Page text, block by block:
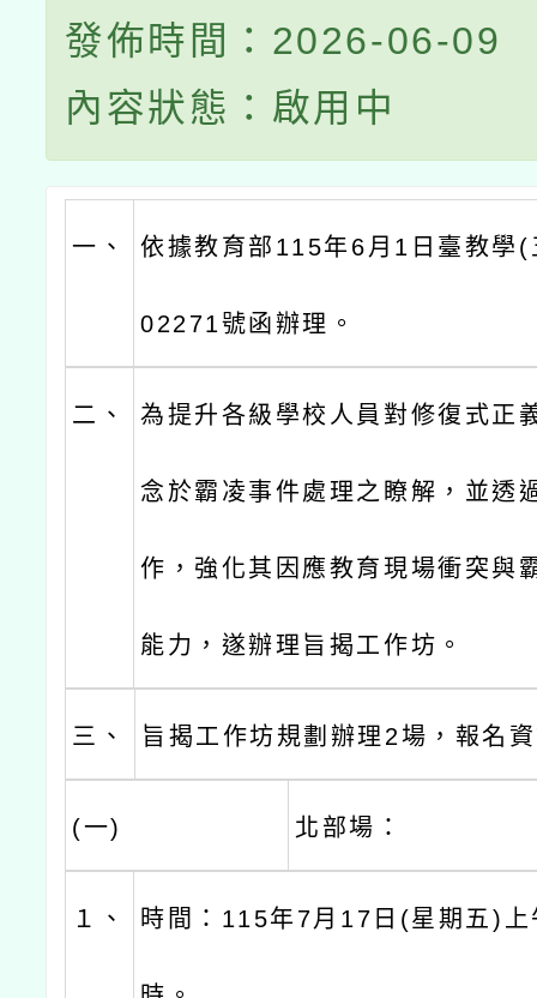
發佈時間：2026-06-09
內容狀態：啟用中
一、 依據教育部115年6月1日臺教學
02271號函辦理。
二、 為提升各級學校人員對修復式正
念於霸凌事件處理之瞭解，並透
作，強化其因應教育現場衝突與
能力，遂辦理旨揭工作坊。
三、 旨揭工作坊規劃辦理2場，報名
(一) 北部場：
１、 時間：115年7月17日(星期五)